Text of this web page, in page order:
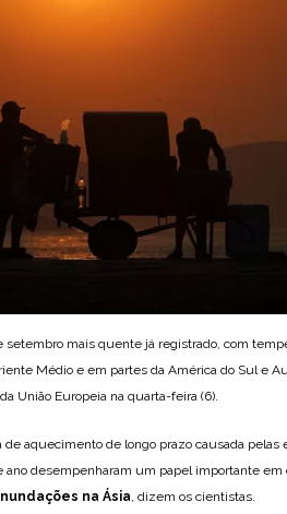
setembro mais quente já registrado, com
Médio e em partes da América do Sul e
União Europeia na quarta-feira (6).
aquecimento de longo prazo causada pelas
ano desempenharam um papel importante em
na Ásia , dizem os cientistas.